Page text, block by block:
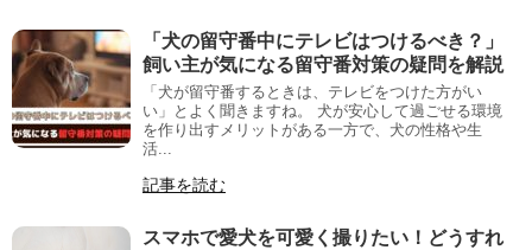
「犬の留守番中にテレビはつけるべき？」
飼い主が気になる留守番対策の疑問を解説
「犬が留守番するときは、テレビをつけた方がい
い」とよく聞きますね。 犬が安心して過ごせる環境
を作り出すメリットがある一方で、犬の性格や生
活...
記事を読む
スマホで愛犬を可愛く撮りたい！どうすれ